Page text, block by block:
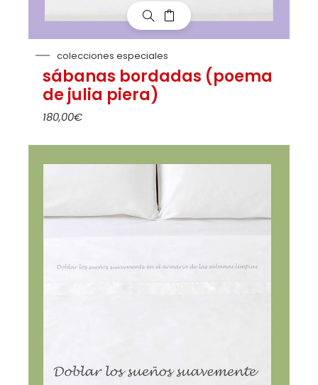
colecciones especiales
sábanas bordadas (poema
de julia piera)
180,00€